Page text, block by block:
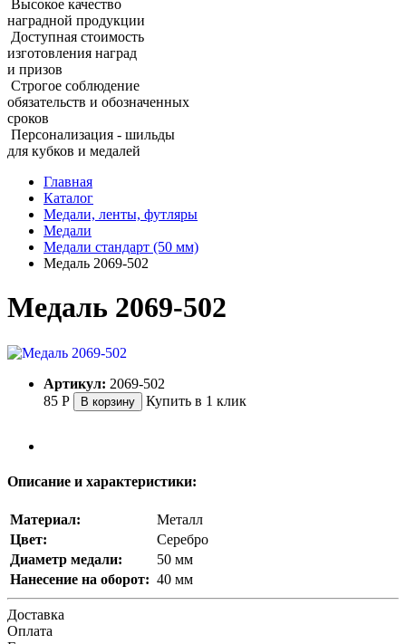
Высокое качество
наградной продукции
Доступная стоимость
изготовления наград
и призов
Строгое соблюдение
обязательств и обозначенных
сроков
Персонализация - шильды
для кубков и медалей
Главная
Каталог
Медали, ленты, футляры
Медали
Медали стандарт (50 мм)
Медаль 2069‑502
Медаль 2069‑502
Артикул: 2069-502
85 Р В корзину Купить в 1 клик
Описание и характеристики:
Материал:
Металл
Цвет:
Серебро
Диаметр медали:
50 мм
Нанесение на оборот: 40 мм
Доставка
Оплата